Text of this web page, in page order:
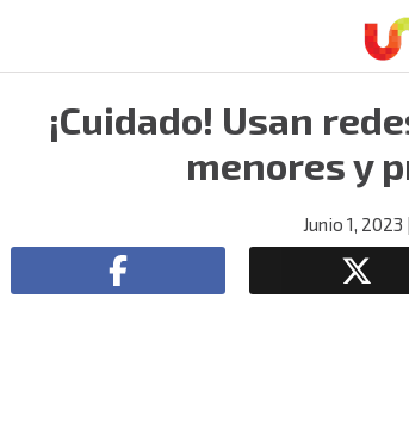
¡Cuidado! Usan
menores y
Junio 1, 2023